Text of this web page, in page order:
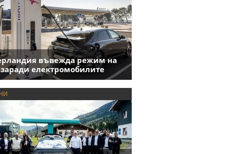
въвежда режим на
заради електромобилите